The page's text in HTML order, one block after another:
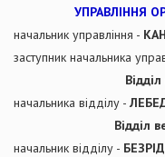
УПРАВЛІННЯ
начальник управління -
заступник начальника
начальника відділу -
Відділ
начальник відділу -